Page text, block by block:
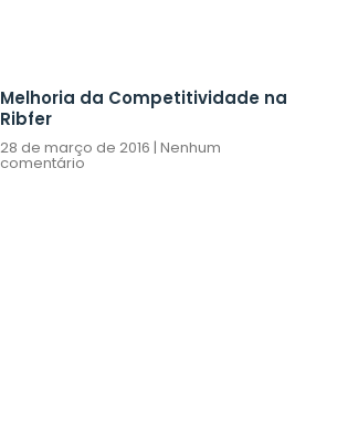
Melhoria da Competitividade na
Ribfer
28 de março de 2016 Nenhum
comentário